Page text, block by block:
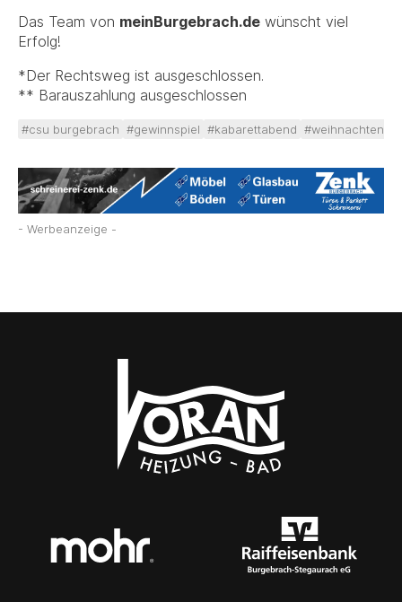
Das Team von meinBurgebrach.de wünscht viel
Erfolg!
*Der Rechtsweg ist ausgeschlossen.
** Barauszahlung ausgeschlossen
#csu burgebrach #gewinnspiel #kabarettabend #weihnachten
- Werbeanzeige -